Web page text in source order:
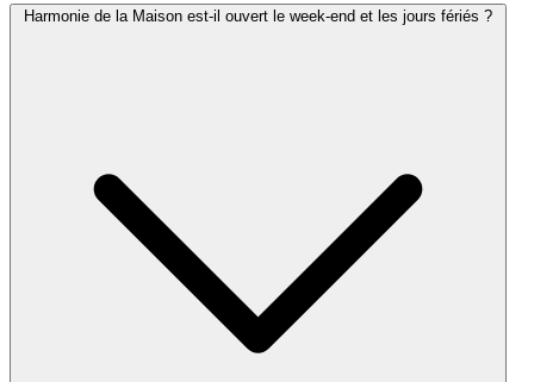
Harmonie de la Maison est-il ouvert le week-end et les jours fériés ?